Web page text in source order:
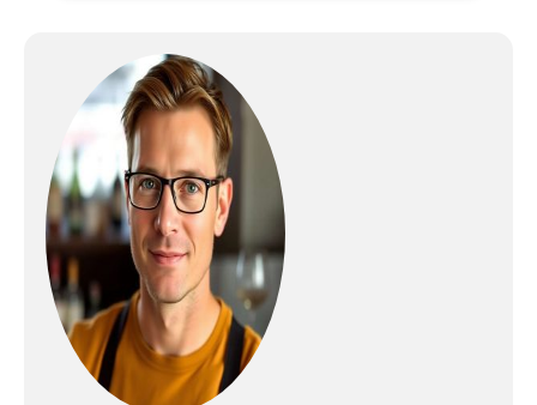
températures : 5–10°C en
haut et 10–20°C en bas
pour chaque type de vin.
Design All Black élégant :
Porte vitrée anti-UV et
lignes épurées pour
sublimer votre collection
en toute discrétion.
Clayettes en bois de hêtre :
4 clayettes semi-
coulissantes pour un